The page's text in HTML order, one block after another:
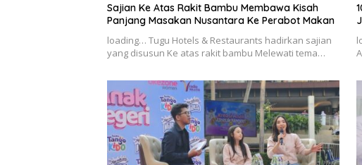
Sajian Ke Atas Rakit Bambu Membawa Kisah
Panjang Masakan Nusantara Ke Perabot Makan
loading… Tugu Hotels & Restaurants hadirkan sajian
yang disusun Ke atas rakit bambu Melewati tema…